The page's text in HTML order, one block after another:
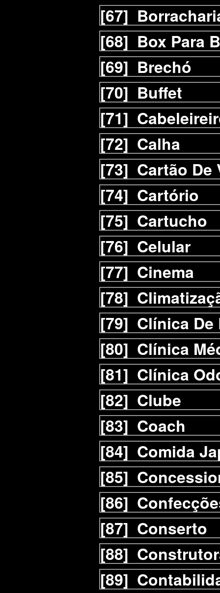
[67]
[68] Box Para
[69] Brechó
[70] Buffet
[71]
[72] Calha
[73] Cartão De
[74] Cartório
[75] Cartucho
[76] Celular
[77] Cinema
[78]
[79] Clínica De
[80] Clínica
[81] Clínica
[82] Clube
[83] Coach
[84] Comida
[85]
[86]
[87] Conserto
[88]
[89]